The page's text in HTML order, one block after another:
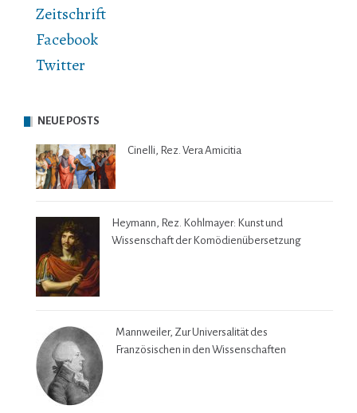
Zeitschrift
Facebook
Twitter
NEUE POSTS
Cinelli, Rez. Vera Amicitia
Heymann, Rez. Kohlmayer: Kunst und
Wissenschaft der Komödienübersetzung
Mannweiler, Zur Universalität des
Französischen in den Wissenschaften